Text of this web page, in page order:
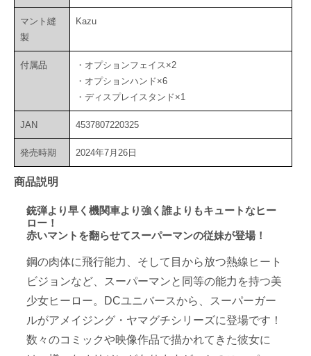
マント縫
製
Kazu
付属品
・オプションフェイス×2
・オプションハンド×6
・ディスプレイスタンド×1
JAN 4537807220325
発売時期 2024年7月26日
商品説明
銃弾より早く機関車より強く誰よりもキュートなヒー
ロー！
赤いマントを翻らせてスーパーマンの従妹が登場！
鋼の肉体に飛行能力、そして目から放つ熱線ヒート
ビジョンなど、スーパーマンと同等の能力を持つ美
少女ヒーロー。DCユニバースから、スーパーガー
ルがアメイジング・ヤマグチシリーズに登場です！
数々のコミックや映像作品で描かれてきた彼女に